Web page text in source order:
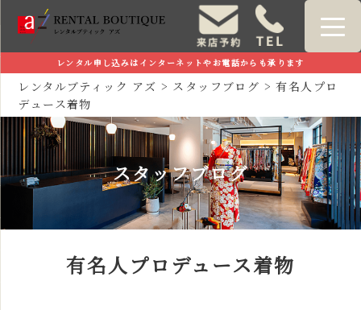
レンタル申し込みはインターネットやお電話からも承ります
レンタルブティック アズ > スタッフブログ >有名人プロ
デュース着物
スタッフブログ
有名人プロデュース着物